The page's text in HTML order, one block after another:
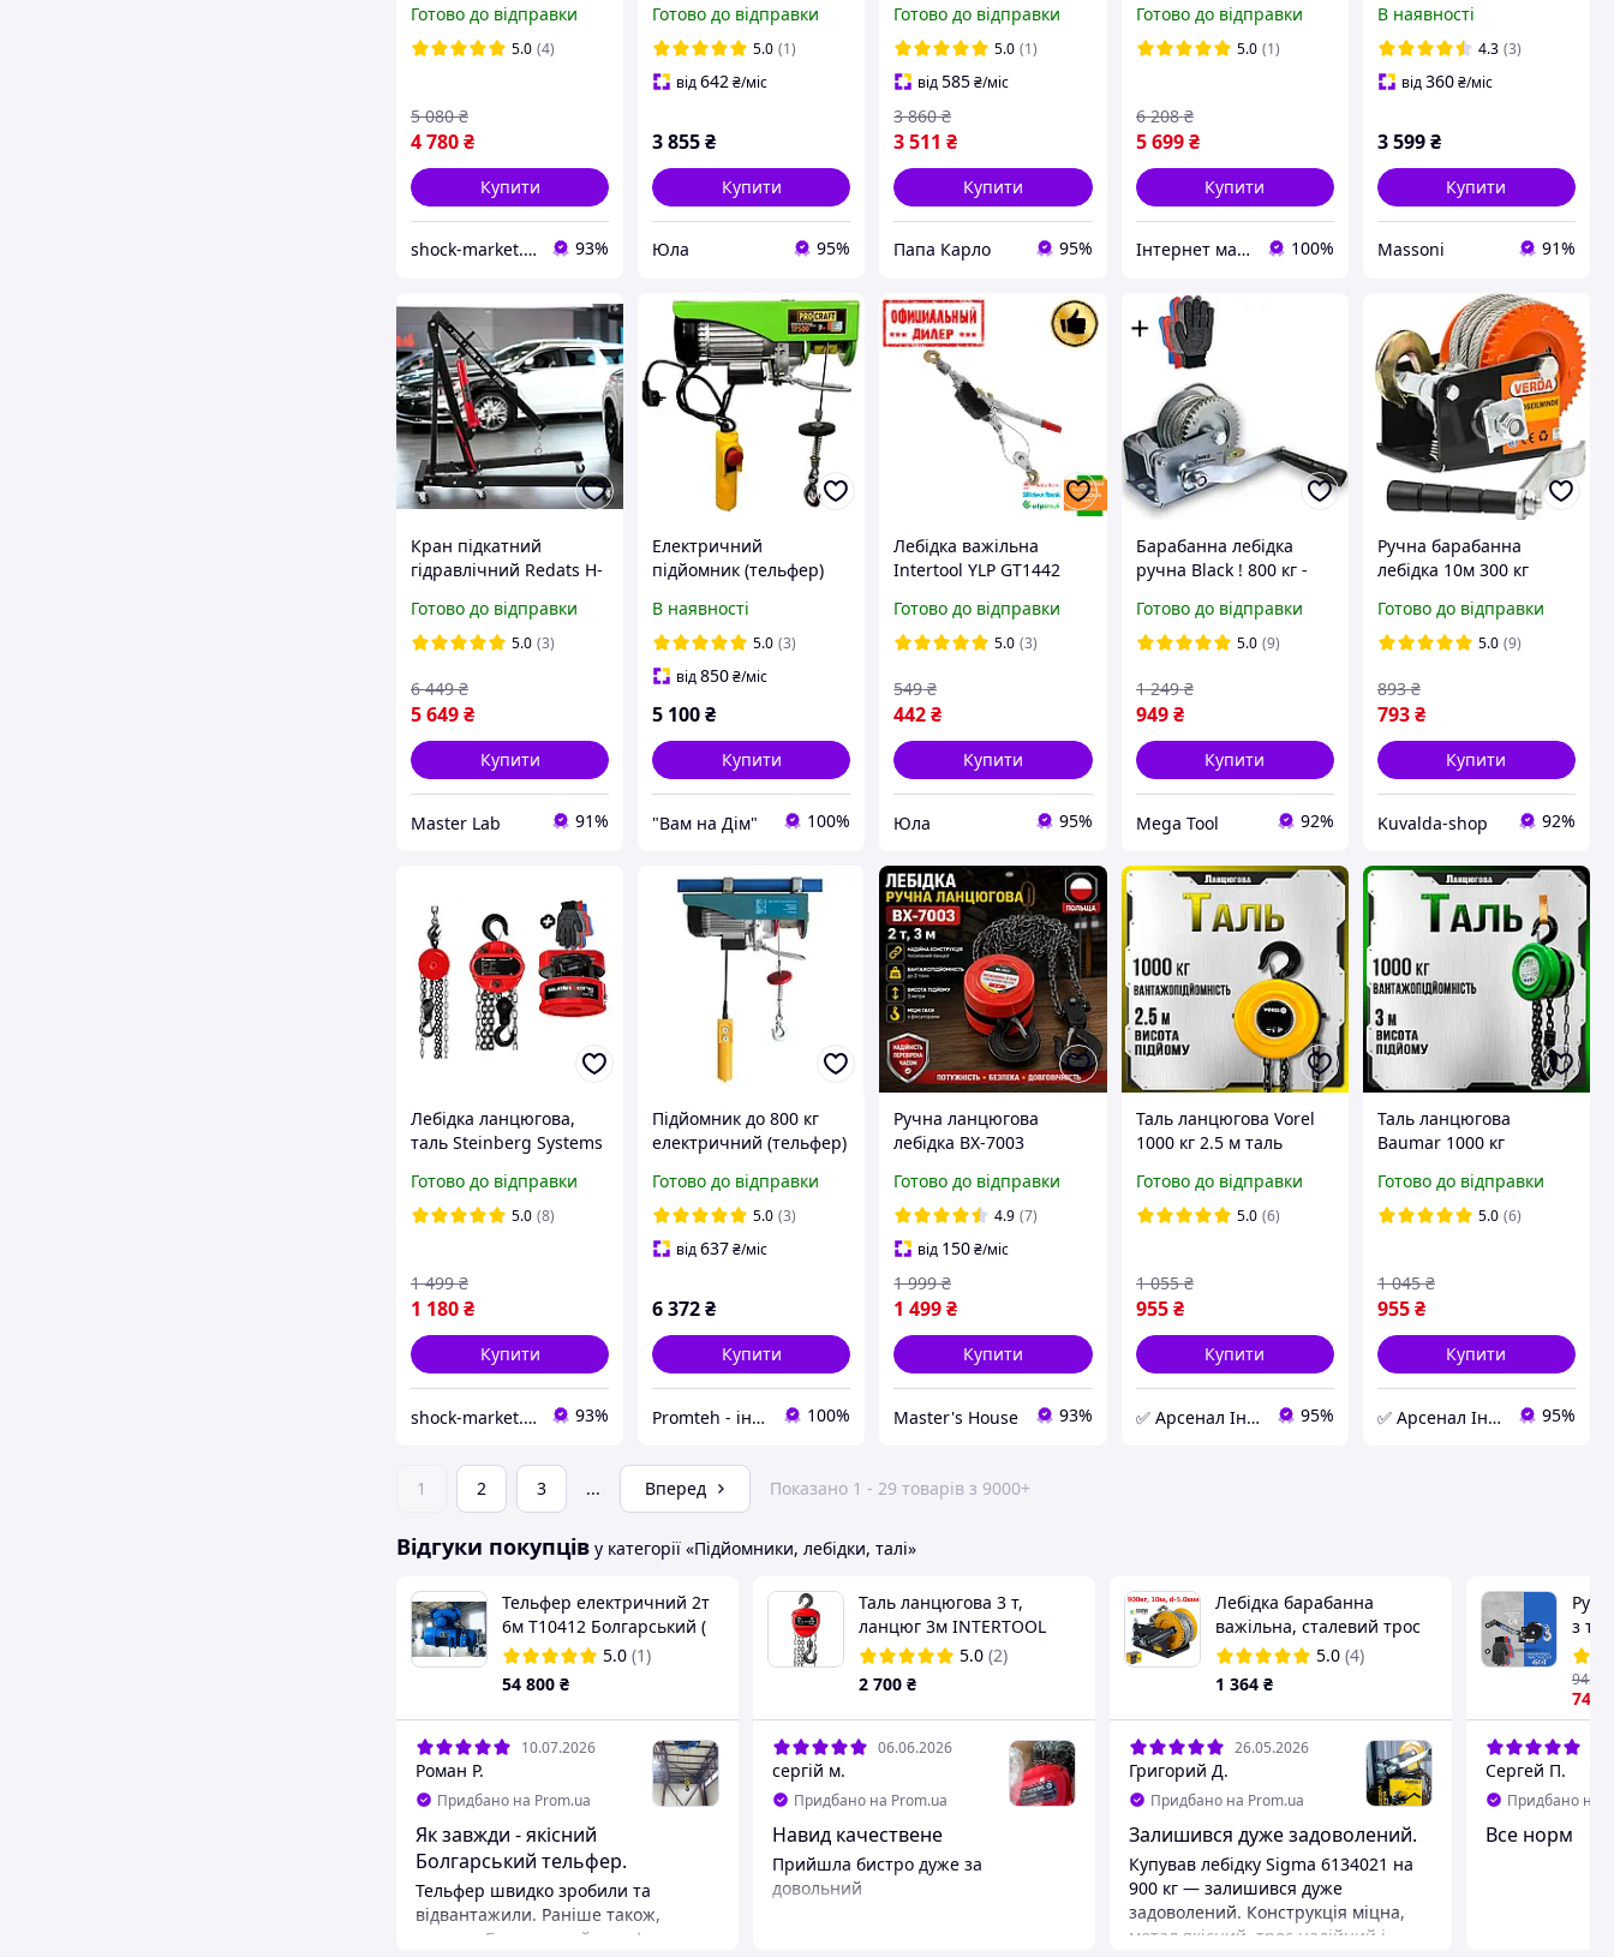
Готово до відправки
5.0 (4)
4 780₴
5 080 ₴
Купити
shock-market.in.ua 93%
електричний
Готово до відправки
5.0 (1)
від642₴/міс
3 855₴
Купити
Юла 95%
електричний
Готово до відправки
5.0 (1)
від585₴/міс
3 511 ₴
3 860 ₴
Купити
Папа Карло 95%
підвісний електрична
таль для складу та
Готово до відправки
5.0 (1)
5 699 ₴
6 208 ₴
Купити
Інтернет магазин Складовик 100%
лебідка стаціонарна
канатна Хонда висота
підйому 20.2/10.2 м
В наявності
4.3 (3)
від360₴/міс
3 599₴
Купити
Massoni 91%
Кран підкатний
гідравлічний Redats H-
гаражний гідравлічний
кран для зняття
Готово до відправки
5.0 (3)
5 649₴
6 449 ₴
Купити
Master Lab 91%
Електричний
підйомник (тельфер)
В наявності
5.0 (3)
від850₴/міс
5 100₴
Купити
"Вам на Дім" 100%
Лебідка важільна
Intertool YLP GT1442
Готово до відправки
5.0 (3)
442₴
549 ₴
Купити
Юла 95%
Барабанна лебідка
ручна Black ! 800 кг -
Готово до відправки
5.0 (9)
949 ₴
1 249 ₴
Купити
Mega Tool 92%
Ручна барабанна
лебідка 10м 300 кг
важільна тросова
Готово до відправки
5.0 (9)
793₴
893 ₴
Купити
Kuvalda-shop 92%
Лебідка ланцюгова,
таль Steinberg Systems
Готово до відправки
5.0 (8)
1 180₴
1 499 ₴
Купити
shock-market.in.ua 93%
Підйомник до 800 кг
електричний (тельфер)
400/800
Готово до відправки
5.0 (3)
від637₴/міс
6 372₴
Купити
Promteh - інтернет-магазин 100%
Ручна ланцюгова
лебідка BX-7003
2 тонн Висота підйому
3 метри Вантажна
ланцюгова таль
Польща
Готово до відправки
4.9 (7)
від 150₴/міс
1 499₴
1 999 ₴
Купити
Master's House 93%
Таль ланцюгова Vorel
1000 кг 2.5 м таль
вертикального підйому
Готово до відправки
5.0 (6)
955 ₴
1 055 ₴
Купити
✅ Арсенал Інструменту 95%
Таль ланцюгова
Baumar 1000 кг
вантажопідйомна
Готово до відправки
5.0 (6)
955₴
1 045 ₴
Купити
✅ Арсенал Інструменту 95%
1 2 3 ... Вперед Показано 1 - 29 товарів з 9000+
Відгуки покупців у категорії «Підйомники, лебідки, талі»
Тельфер електричний 2т
6м Т10412 Болгарський (
електроталь 2тн, таль
електрична 2000,
5.0 (1)
54 800 ₴
10.07.2026
Роман Р.
Придбано на Prom.ua
Як завжди - якісний
Болгарський тельфер.
Тельфер швидко зробили та
відвантажили. Раніше також,
купував Болгарський тельфер,
Таль ланцюгова 3 т,
ланцюг 3м INTERTOOL
GT1408
5.0 (2)
2 700 ₴
06.06.2026
сергій м.
Придбано на Prom.ua
Навид качествене
Прийшла бистро дуже за
довольний
Лебідка барабанна
важільна, сталевий трос
d-5.0мм, 10м, 900кг. Sigma
6134021 (Код5881)
5.0 (4)
1 364 ₴
26.05.2026
Григорий Д.
Придбано на Prom.ua
Залишився дуже задоволений.
Купував лебідку Sigma 6134021 на
900 кг — залишився дуже
задоволений. Конструкція міцна,
метал якісний, трос надійний і
з
743
943
Сергей П.
Придбано на
Все норм